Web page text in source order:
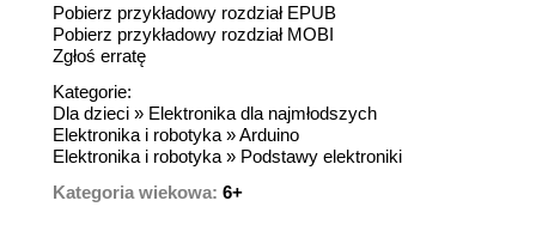
Pobierz przykładowy rozdział EPUB
Pobierz przykładowy rozdział MOBI
Zgłoś erratę
Kategorie:
Dla dzieci » Elektronika dla najmłodszych
Elektronika i robotyka »Arduino
Elektronika i robotyka » Podstawy elektroniki
Kategoria wiekowa: 6+